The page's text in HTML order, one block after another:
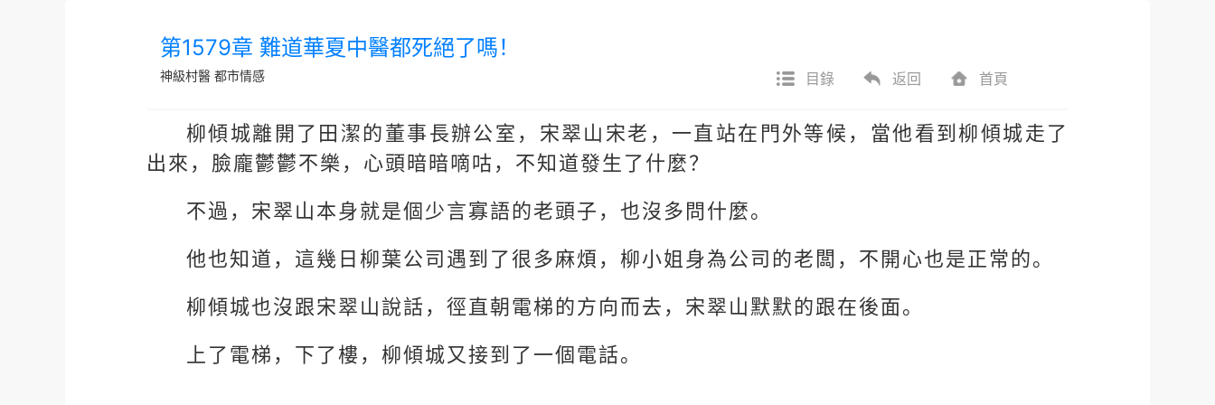
第1579章 難道華夏中醫都死絕了嗎！
神級村醫 都市情感 目錄 返回 首頁
柳傾城離開了田潔的董事長辦公室，宋翠山宋老，一直站在門外等候，當他看到柳傾城走了
出來，臉龐鬱鬱不樂，心頭暗暗嘀咕，不知道發生了什麼？
不過，宋翠山本身就是個少言寡語的老頭子，也沒多問什麼。
他也知道，這幾日柳葉公司遇到了很多麻煩，柳小姐身為公司的老闆，不開心也是正常的。
柳傾城也沒跟宋翠山說話，徑直朝電梯的方向而去，宋翠山默默的跟在後面。
上了電梯，下了樓，柳傾城又接到了一個電話。